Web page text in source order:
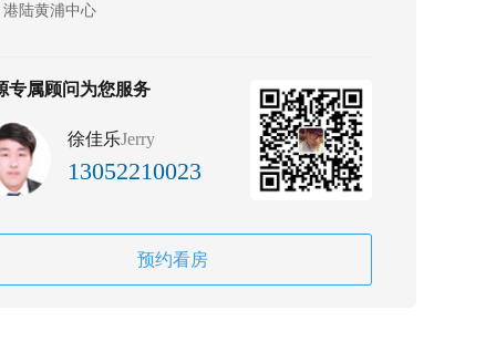
港陆黄浦中心
专属顾问为您服务
徐佳乐Jerry
13052210023
预约看房